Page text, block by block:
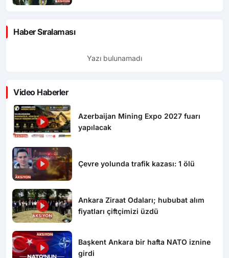
Haber Sıralaması
Yazı bulunamadı
Video Haberler
Azerbaijan Mining Expo 2027 fuarı
yapılacak
Çevre yolunda trafik kazası: 1 ölü
Ankara Ziraat Odaları; hububat alım
fiyatları çiftçimizi üzdü
Başkent Ankara bir hafta NATO iznine
girdi